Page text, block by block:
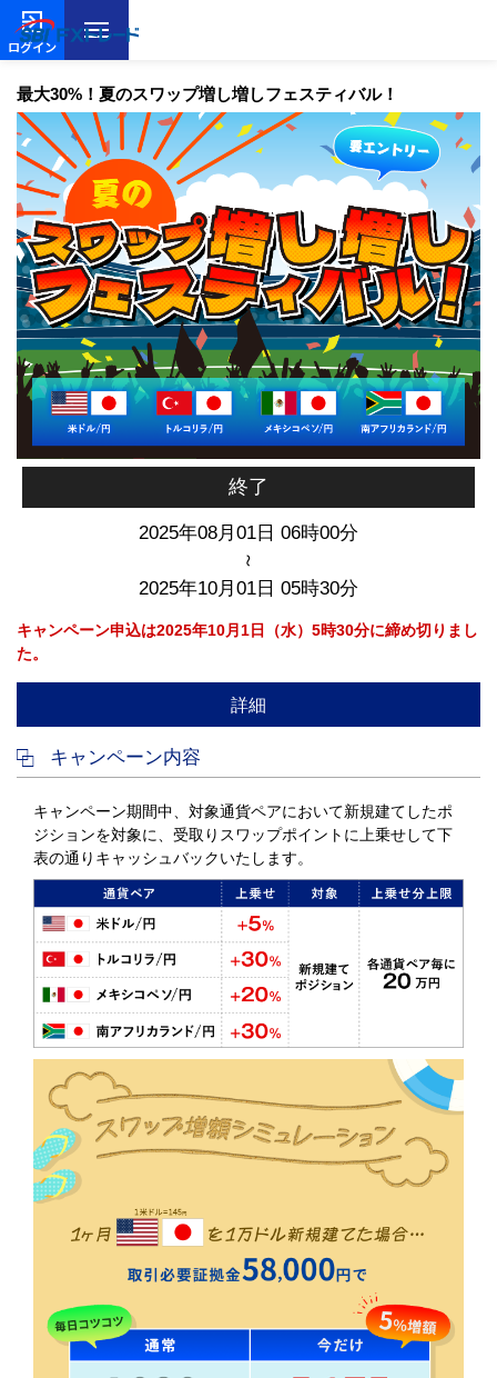
ログイン
最大30%！夏のスワップ増し増しフェスティバル！
終了
2025年08月01日 06時00分
～
2025年10月01日 05時30分
キャンペーン申込は2025年10月1日（水）5時30分に締め切りまし
た。
詳細
キャンペーン内容
キャンペーン期間中、対象通貨ペアにおいて新規建てしたポ
ジションを対象に、受取りスワップポイントに上乗せして下
表の通りキャッシュバックいたします。